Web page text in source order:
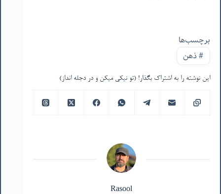
برچسب‌ها
#ذهن
این نوشته را به اشتراک بگذار! (تو نیکی میکن و در دجله انداز)
Rasool